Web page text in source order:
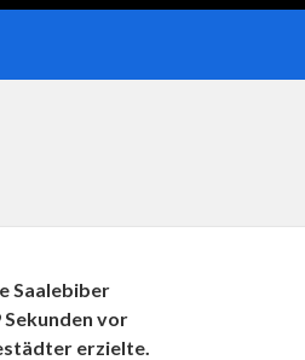
Saalebiber
vor
erzielte.